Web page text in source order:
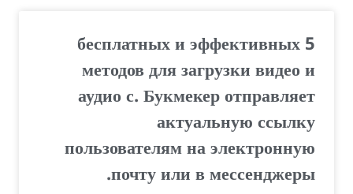
5 бесплатных и эффективных
методов для загрузки видео и
аудио с. Букмекер отправляет
актуальную ссылку
пользователям на электронную
почту или в мессенджеры.